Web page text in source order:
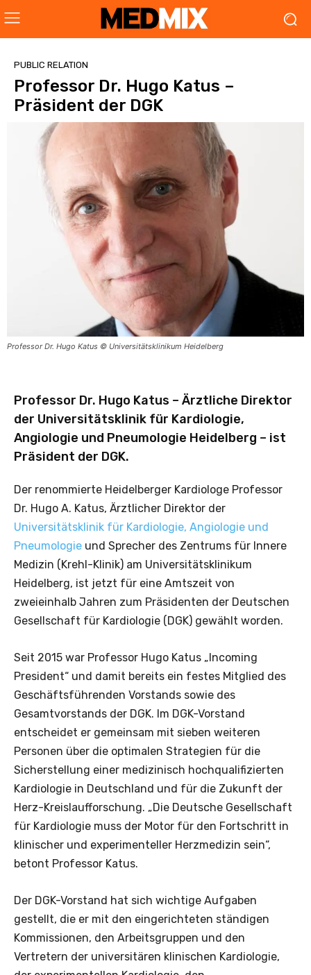
PUBLIC RELATION
Professor Dr. Hugo Katus –
Präsident der DGK
Professor Dr. Hugo Katus © Universitätsklinikum Heidelberg
Professor Dr. Hugo Katus – Ärztliche Direktor
der Universitätsklinik für Kardiologie,
Angiologie und Pneumologie Heidelberg – ist
Präsident der DGK.
Der renommierte Heidelberger Kardiologe Professor
Dr. Hugo A. Katus, Ärztlicher Direktor der
Universitätsklinik für Kardiologie, Angiologie und
Pneumologie und Sprecher des Zentrums für Innere
Medizin (Krehl-Klinik) am Universitätsklinikum
Heidelberg, ist jetzt für eine Amtszeit von
zweieinhalb Jahren zum Präsidenten der Deutschen
Gesellschaft für Kardiologie (DGK) gewählt worden.
Seit 2015 war Professor Hugo Katus „Incoming
President“ und damit bereits ein festes Mitglied des
Geschäftsführenden Vorstands sowie des
Gesamtvorstands der DGK. Im DGK-Vorstand
entscheidet er gemeinsam mit sieben weiteren
Personen über die optimalen Strategien für die
Sicherstellung einer medizinisch hochqualifizierten
Kardiologie in Deutschland und für die Zukunft der
Herz-Kreislaufforschung. „Die Deutsche Gesellschaft
für Kardiologie muss der Motor für den Fortschritt in
klinischer und experimenteller Herzmedizin sein“,
betont Professor Katus.
Der DGK-Vorstand hat sich wichtige Aufgaben
gestellt, die er mit den eingerichteten ständigen
Kommissionen, den Arbeitsgruppen und den
Vertretern der universitären klinischen Kardiologie,